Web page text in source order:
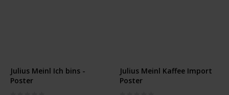
Julius Meinl Ich bins -
Poster
Julius Meinl Kaffee Import
Poster